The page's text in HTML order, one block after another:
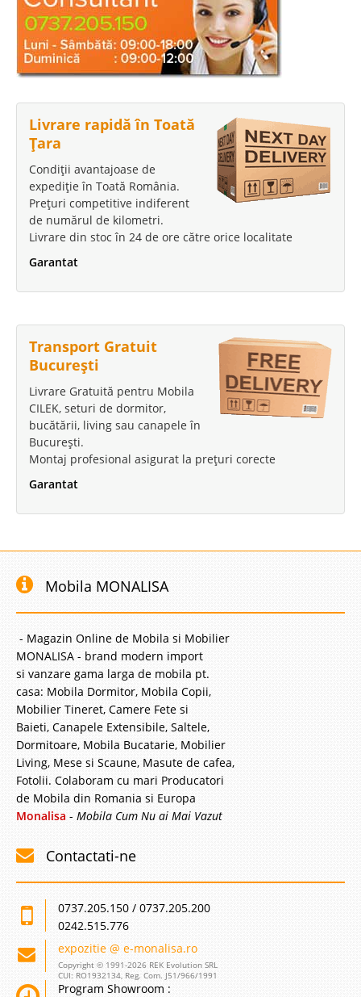
Livrare rapidă în Toată
Țara
Condiții avantajoase de
expediție în Toată România.
Prețuri competitive indiferent
de numărul de kilometri.
Livrare din stoc în 24 de ore către orice localitate
Garantat
Transport Gratuit
București
Livrare Gratuită pentru Mobila
CILEK, seturi de dormitor,
bucătării, living sau canapele în
București.
Montaj profesional asigurat la prețuri corecte
Garantat
Mobila MONALISA
- Magazin Online de Mobila si Mobilier
MONALISA - brand modern import
si vanzare gama larga de mobila pt.
casa: Mobila Dormitor, Mobila Copii,
Mobilier Tineret, Camere Fete si
Baieti, Canapele Extensibile, Saltele,
Dormitoare, Mobila Bucatarie, Mobilier
Living, Mese si Scaune, Masute de cafea,
Fotolii. Colaboram cu mari Producatori
de Mobila din Romania si Europa
Monalisa - Mobila Cum Nu ai Mai Vazut
Contactati-ne
0737.205.150 / 0737.205.200
0242.515.776
expozitie @ e-monalisa.ro
Copyright © 1991-2026 REK Evolution SRL
CUI: RO1932134, Reg. Com. J51/966/1991
Program Showroom :